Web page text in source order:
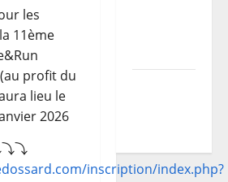
les
11ème
profit du
lieu le
2026
inscription/index.php?